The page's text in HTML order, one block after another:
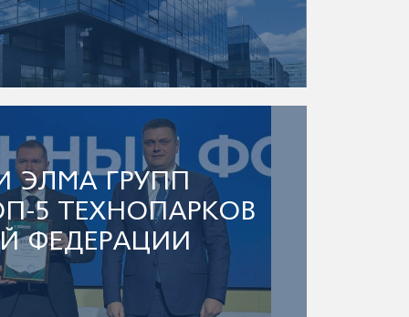
ЭЛМА ГРУПП
5 ТЕХНОПАРКОВ
ФЕДЕРАЦИИ